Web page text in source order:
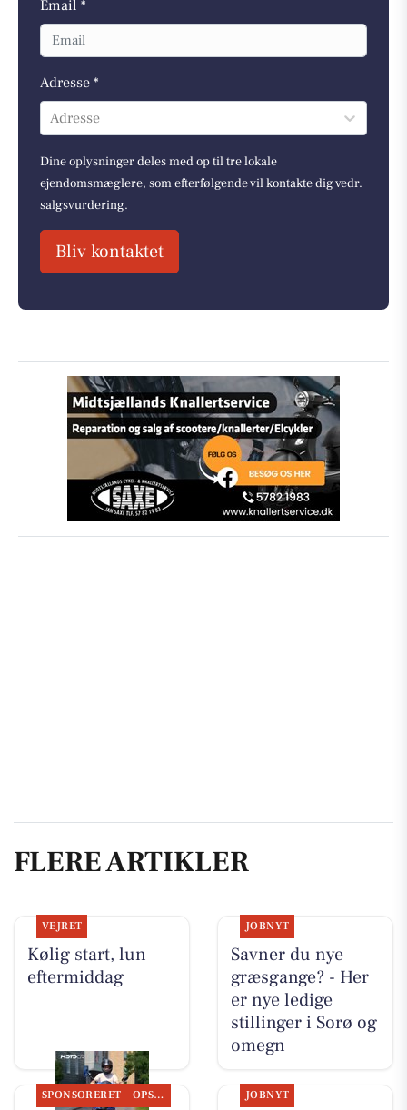
Email *
Adresse *
Adresse
Dine oplysninger deles med op til tre lokale
ejendomsmæglere, som efterfølgende vil kontakte dig vedr.
salgsvurdering.
Bliv kontaktet
FLERE ARTIKLER
VEJRET
Kølig start, lun
eftermiddag
JOBNYT
Savner du nye
græsgange? - Her
er nye ledige
stillinger i Sorø og
omegn
SPONSORERET OPSLAGSTAVLEN JOBNYT